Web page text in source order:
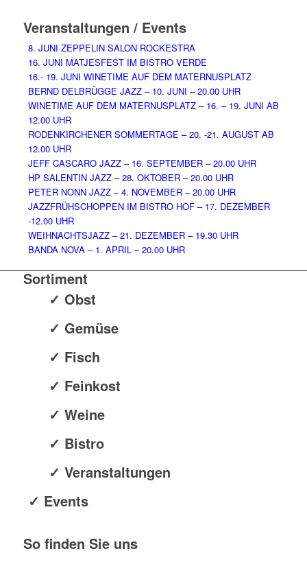
Veranstaltungen / Events
8. JUNI ZEPPELIN SALON ROCKESTRA
16. JUNI MATJESFEST IM BISTRO VERDE
16.- 19. JUNI WINETIME AUF DEM MATERNUSPLATZ
BERND DELBRÜGGE JAZZ – 10. JUNI – 20.00 UHR
WINETIME AUF DEM MATERNUSPLATZ – 16. – 19. JUNI AB
12.00 UHR
RODENKIRCHENER SOMMERTAGE – 20. -21. AUGUST AB
12.00 UHR
JEFF CASCARO JAZZ – 16. SEPTEMBER – 20.00 UHR
HP SALENTIN JAZZ – 28. OKTOBER – 20.00 UHR
PETER NONN JAZZ – 4. NOVEMBER – 20.00 UHR
JAZZFRÜHSCHOPPEN IM BISTRO HOF – 17. DEZEMBER
-12.00 UHR
WEIHNACHTSJAZZ – 21. DEZEMBER – 19.30 UHR
BANDA NOVA – 1. APRIL – 20.00 UHR
Sortiment
✓ Obst
✓ Gemüse
✓ Fisch
✓ Feinkost
✓ Weine
✓ Bistro
✓ Veranstaltungen
✓ Events
So finden Sie uns